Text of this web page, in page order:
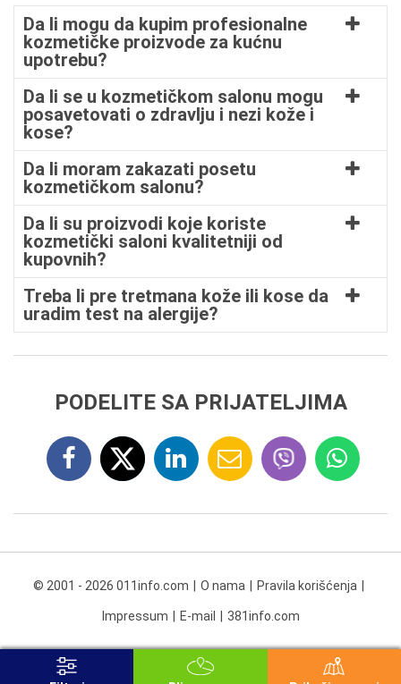
Da li mogu da kupim profesionalne
kozmetičke proizvode za kućnu
upotrebu?
Da li se u kozmetičkom salonu mogu
posavetovati o zdravlju i nezi kože i
kose?
Da li moram zakazati posetu
kozmetičkom salonu?
Da li su proizvodi koje koriste
kozmetički saloni kvalitetniji od
kupovnih?
Treba li pre tretmana kože ili kose da
uradim test na alergije?
PODELITE SA PRIJATELJIMA
© 2001 - 2026 011info.com O nama Pravila korišćenja
Impressum E-mail 381info.com